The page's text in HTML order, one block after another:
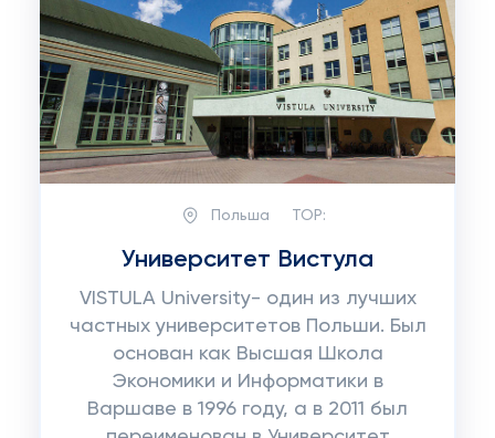
Польша TOP:
Университет Вистула
VISTULA University- один из лучших
частных университетов Польши. Был
основан как Высшая Школа
Экономики и Информатики в
Варшаве в 1996 году, а в 2011 был